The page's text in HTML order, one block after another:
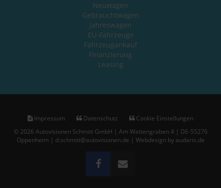
Neuwagen
Gebrauchtwagen
Jahreswagen
EU-Fahrzeuge
Fahrzeugankauf
Finanzierung
Leasing
Impressum Datenschutz
Cookie Einstellungen
© 2026 Autovisionen Schmitt GmbH | Am Wattengraben 4 | DE-55276
Oppenheim | d.schmitt@autovisionen.de | Webdesign by audaris.de